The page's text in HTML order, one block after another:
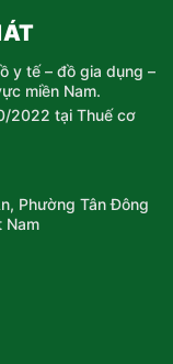
y tế – đồ gia dụng –
miền Nam.
2022 tại Thuế cơ
Phường Tân Đông
Nam